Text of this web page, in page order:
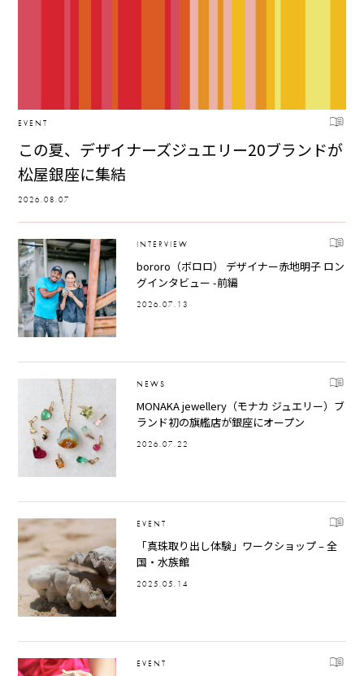
EVENT
この夏、デザイナーズジュエリー20ブランドが
松屋銀座に集結
2026.08.07
INTERVIEW
bororo（ボロロ） デザイナー赤地明子 ロン
グインタビュー -前編
2026.07.13
NEWS
MONAKA jewellery（モナカ ジュエリー）ブ
ランド初の旗艦店が銀座にオープン
2026.07.22
EVENT
「真珠取り出し体験」ワークショップ – 全
国・水族館
2025.05.14
EVENT